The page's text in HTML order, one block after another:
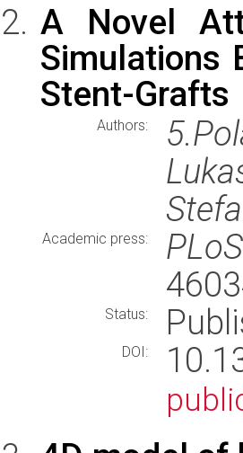
A Novel
Simulations
Stent-Grafts
Authors:
Academic press:
Status:
DOI: